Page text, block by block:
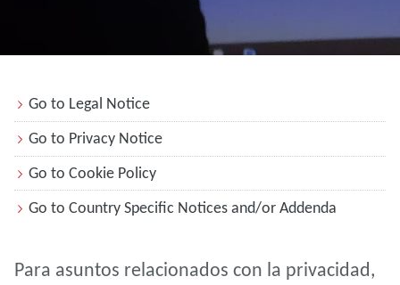
Go to Legal Notice
Go to Privacy Notice
Go to Cookie Policy
Go to Country Specific Notices and/or Addenda
Para asuntos relacionados con la privacidad,